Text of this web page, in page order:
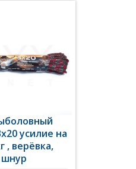
усилие на
, верёвка,
шнур